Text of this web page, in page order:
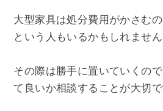
大型家具は処分費用がかさむ
という人もいるかもしれません
その際は勝手に置いていくの
て良いか相談することが大切で